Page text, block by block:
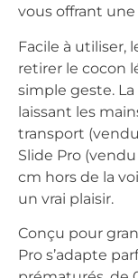
vous offrant
Facile à utiliser,
retirer le cocon
simple geste.
laissant les
transport
Slide Pro
cm hors de la
un vrai plaisir.
Conçu pour
Pro s’adapte